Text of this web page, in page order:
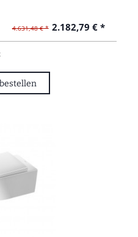
4.631,48 € * 2.182,79 € *